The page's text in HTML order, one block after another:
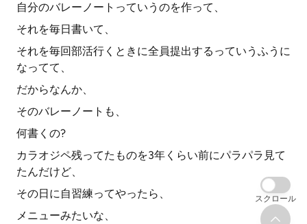
自分のバレーノートっていうのを作って、
それを毎日書いて、
それを毎回部活行くときに全員提出するっていうふうに
なってて、
だからなんか、
そのバレーノートも、
何書くの?
カラオジペ残ってたものを3年くらい前にパラパラ見て
たんだけど、
その日に自習練ってやったら、
メニューみたいな、
スクロール